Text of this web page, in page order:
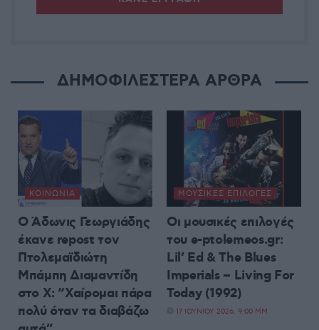
ΔΗΜΟΦΙΛΕΣΤΕΡΑ ΑΡΘΡΑ
ΚΟΙΝΩΝΊΑ
Ο Άδωνις Γεωργιάδης
έκανε repost τον
Πτολεμαϊδιώτη
Μπάμπη Διαμαντίδη
στο X: “Χαίρομαι πάρα
πολύ όταν τα διαβάζω
ΜΟΥΣΙΚΈΣ ΕΠΙΛΟΓΈΣ
Οι μουσικές επιλογές
του e-ptolemeos.gr:
Lil’ Ed & The Blues
Imperials – Living For
Today (1992)
17 ΙΟΥΝΊΟΥ 2026, 9:00 ΜΜ